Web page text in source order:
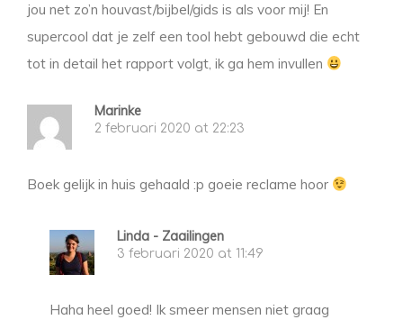
jou net zo’n houvast/bijbel/gids is als voor mij! En
supercool dat je zelf een tool hebt gebouwd die echt
tot in detail het rapport volgt, ik ga hem invullen
Marinke
2 februari 2020 at 22:23
Boek gelijk in huis gehaald :p goeie reclame hoor
Linda - Zaailingen
3 februari 2020 at 11:49
Haha heel goed! Ik smeer mensen niet graag